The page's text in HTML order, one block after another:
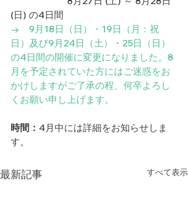
(日) の4日間
→　9月18日（日）・19日（月：祝
日）及び9月24日（土）・25日（日）
の4日間の開催に変更になりました。8
月を予定されていた方にはご迷惑をお
かけしますがご了承の程、何卒よろし
くお願い申し上げます。
時間： 4月中には詳細をお知らせしま
す。
最新記事 すべて表示